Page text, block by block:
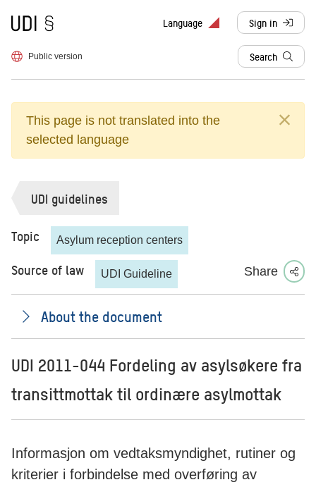
To frontpage Language Sign in
, redirects to
Public version Search
This page is not translated into the
selected language
UDI guidelines
Topic Asylum reception centers
Source of law UDI Guideline Share
About the document
UDI 2011-044 Fordeling av asylsøkere fra
transittmottak til ordinære asylmottak
Informasjon om vedtaksmyndighet, rutiner og
kriterier i forbindelse med overføring av